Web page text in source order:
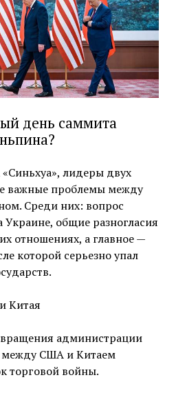
день саммита
лидеры двух
важные проблемы между
Среди них: вопрос
общие разногласия
отношениях, а главное —
которой серьезно упал
Китая
администрации
США и Китаем
торговой войны.